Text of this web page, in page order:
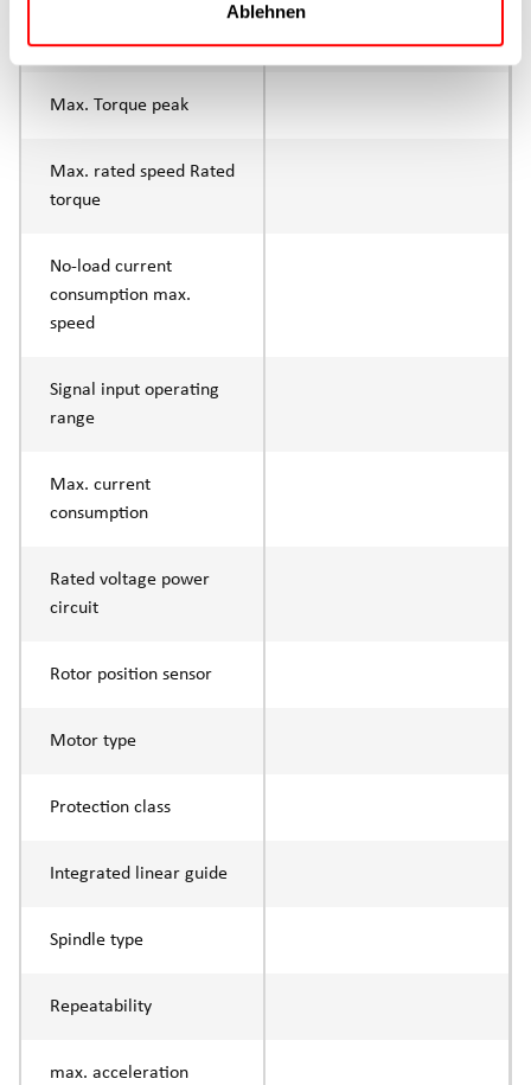
Ablehnen
continuous operation
Max. Torque peak
Max. rated speed Rated
torque
No-load current
consumption max.
speed
Signal input operating
range
Max. current
consumption
Rated voltage power
circuit
Rotor position sensor
Motor type
Protection class
Integrated linear guide
Spindle type
Repeatability
max. acceleration